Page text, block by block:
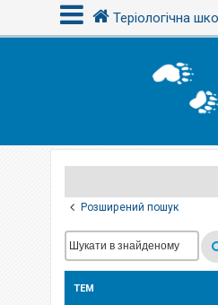
Теріологічна
Розширений пошук
ТЕМ